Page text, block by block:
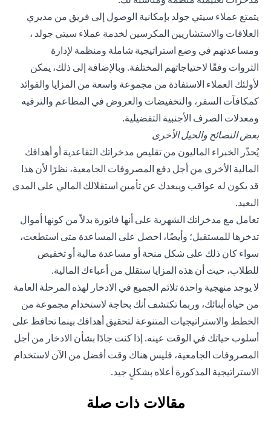
يتمتع عملاء سيتي جولد بإمكانية الوصول إلى فريق من مديري
العلاقات والاستشاريين المكرسين لخدمة عملاء سيتي جولد ،
ومساعدتهم في وضع استراتيجية شاملة ومنظمة لإدارة
الثروات وفقًا لاحتياجاتهم المختلفة. وبالإضافة إلى ذلك، يمكن
لأولئك العملاء الاستفادة من مجموعة واسعة من المزايا والفوائد
كمكافآت السفر، والتخفيضات والعروض في المطاعم والترفيه
ومعدلات الصرف الأجنبية التفضيلية.
بعض النصائح والحيل الأخرى
يُحذّر الخبراء الماليون من تقليص مدخراتك التقاعدية أو أهدافك
المالية الأخرى من أجل دفع المصروفات الجامعية، نظرًا لأن هذا
قد يكون له عواقب ويبعدك عن تأمين استقلالك المالي على المدى
البعيد.
تعامل مع مدخراتك الشهرية على أنها فاتورة بدلاً من كونها أموال
تدخرها للمستقبل؛ وأيضًا، احصل على المساعدة متى استطعت،
سواء كان ذلك على شكل منحة أو مساعدة مالية أو تخفيض
للطلاب، حيث أن هذه المزايا ستقلل من أعباءك المالية.
لا يوجد منهجية واحدة تلائم الجميع في الادخار لهذه المرحلة العامة
من حياة أبنائك، وربما تكتشف أنك بحاجة لاستخدام مجموعة من
الخطط والاستراتيجيات المتنوعة لتحقيق أهدافك بينما تحافظ على
أسلوب حياتك في الوقت عينه. إذا كنت جادًا بشأن الادخار من أجل
المصروفات الجامعية، فليس هناك وقت أفضل من الآن لاستخدام
الاستراتيجية المذكورة أعلاه بشكلٍ جيد.
مقالات ذات صلة